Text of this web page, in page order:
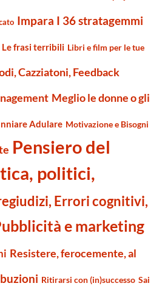
Impara I 36 stratagemmi
Le frasi terribili Libri e film per le tue
Cazziatoni, Feedback
Meglio le donne o gli
Adulare Motivazione e Bisogni
Pensiero del
politici,
Errori cognitivi,
e marketing
Resistere, ferocemente, al
Ritirarsi con (in)successo Sai